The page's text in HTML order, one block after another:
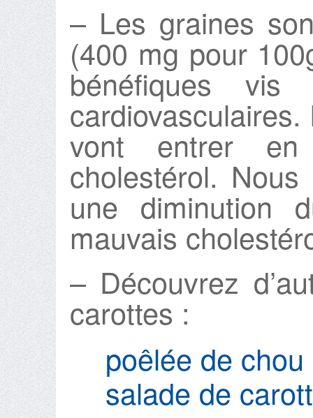
– Les graines
(400 mg pour
bénéfiques
vont entrer
cholestérol.
une diminution
mauvais
– Découvrez
carottes :
poêlée de
salade de